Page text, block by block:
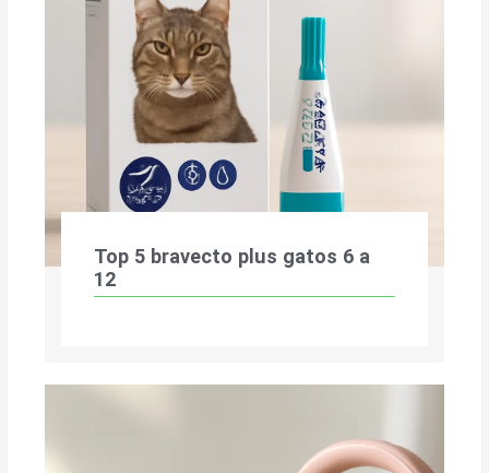
Top 5 bravecto plus gatos 6 a
12